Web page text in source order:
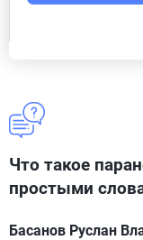
Что такое
простыми
Басанов Руслан